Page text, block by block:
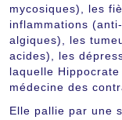
mycosiques), les
inflammations
algiques), les
acides), les
laquelle Hippocrate
médecine des
Elle pallie par une